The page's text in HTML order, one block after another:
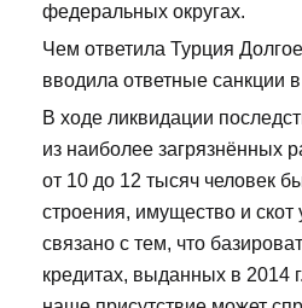
федеральных округах.
Чем ответила Турция
вводила ответные санкции
В ходе ликвидации
из наиболее загрязнённых
от 10 до 12 тысяч человек
строения, имущество и
связано с тем, что
кредитах, выданных в 2014